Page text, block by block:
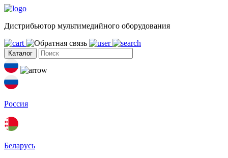
Дистрибьютор мультимедийного оборудования
Каталог
Россия
Беларусь